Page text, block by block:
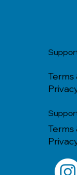
Terms
Terms